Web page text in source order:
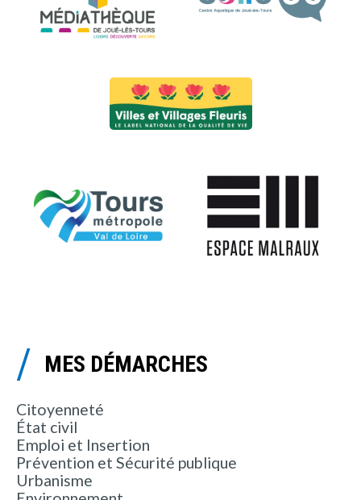
MES DÉMARCHES
Citoyenneté
État civil
Emploi et Insertion
Prévention et Sécurité publique
Urbanisme